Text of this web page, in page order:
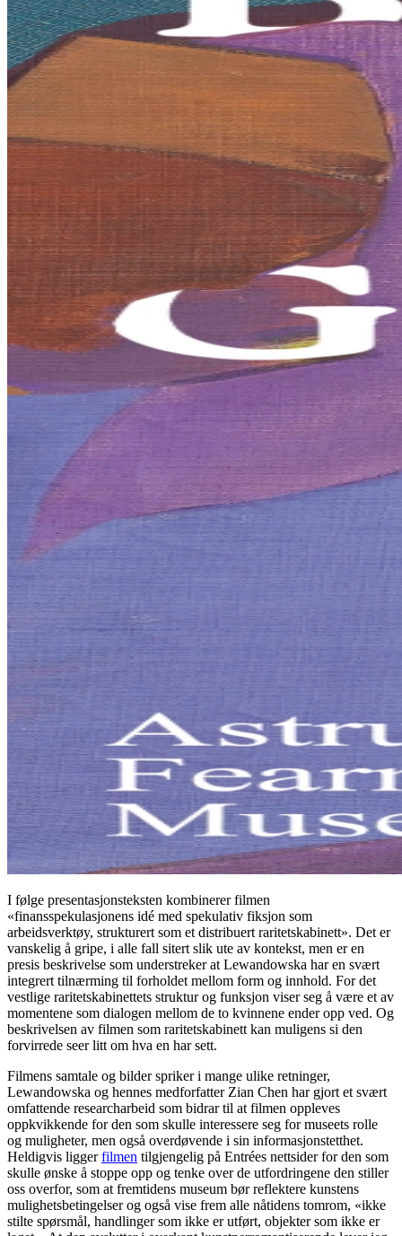
I følge presentasjonsteksten kombinerer filmen
«finansspekulasjonens idé med spekulativ fiksjon som
arbeidsverktøy, strukturert som et distribuert raritetskabinett». Det er
vanskelig å gripe, i alle fall sitert slik ute av kontekst, men er en
presis beskrivelse som understreker at Lewandowska har en svært
integrert tilnærming til forholdet mellom form og innhold. For det
vestlige raritetskabinettets struktur og funksjon viser seg å være et av
momentene som dialogen mellom de to kvinnene ender opp ved. Og
beskrivelsen av filmen som raritetskabinett kan muligens si den
forvirrede seer litt om hva en har sett.
Filmens samtale og bilder spriker i mange ulike retninger,
Lewandowska og hennes medforfatter Zian Chen har gjort et svært
omfattende researcharbeid som bidrar til at filmen oppleves
oppkvikkende for den som skulle interessere seg for museets rolle
og muligheter, men også overdøvende i sin informasjonstetthet.
Heldigvis liggerfilmen tilgjengelig på Entrées nettsider for den som
skulle ønske å stoppe opp og tenke over de utfordringene den stiller
oss overfor, som at fremtidens museum bør reflektere kunstens
mulighetsbetingelser og også vise frem alle nåtidens tomrom, «ikke
stilte spørsmål, handlinger som ikke er utført, objekter som ikke er